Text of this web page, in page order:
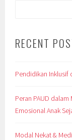
RECENT
Pendidikan Inklusif
Peran PAUD
Emosional Anak
Modal Nekat &